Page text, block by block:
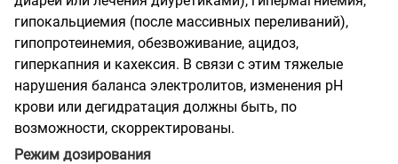
гипокальциемия (после массивных переливаний),
гипопротеинемия, обезвоживание, ацидоз,
гиперкапния и кахексия. В связи с этим тяжелые
нарушения баланса электролитов, изменения pH
крови или дегидратация должны быть, по
возможности, скорректированы.
Режим дозирования